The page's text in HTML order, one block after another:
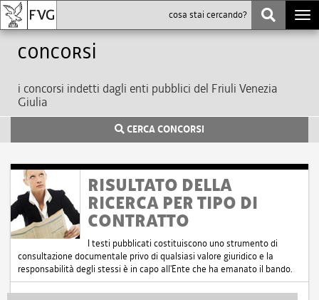
Concorsi
i concorsi indetti dagli enti pubblici del Friuli Venezia
Giulia
CERCA CONCORSI
RISULTATO DELLA
RICERCA PER TIPO DI
CONTRATTO
I testi pubblicati costituiscono uno strumento di
consultazione documentale privo di qualsiasi valore giuridico e la
responsabilità degli stessi è in capo all'Ente che ha emanato il bando.